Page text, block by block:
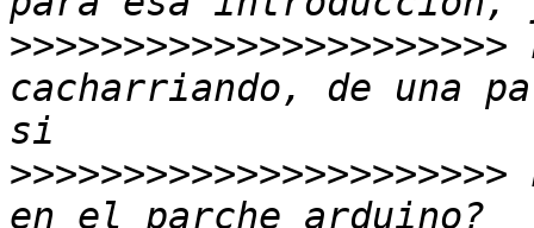
>>>>>>>>>>>>>>>>>>>>>>
cacharriando, de una
>>>>>>>>>>>>>>>>>>>>>>